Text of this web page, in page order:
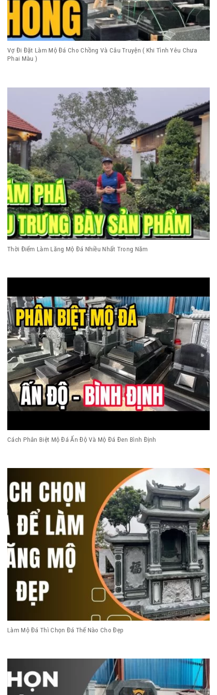
Vợ Đi Đặt Làm Mộ Đá Cho Chồng Và Câu Truyện ( Khi Tình Yêu Chưa
Phai Màu )
Thời Điểm Làm Lăng Mộ Đá Nhiều Nhất Trong Năm
Cách Phân Biệt Mộ Đá Ấn Độ Và Mộ Đá Đen Bình Định
Làm Mộ Đá Thì Chọn Đá Thế Nào Cho Đẹp